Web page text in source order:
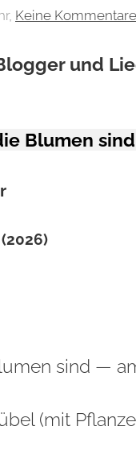
Keine Kommentare
und
Blumen
sind —
(mit